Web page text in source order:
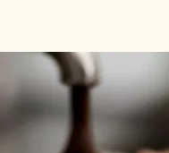
A través del
trabajamos
agricultores de
exclusivamente de
sostenibles y con